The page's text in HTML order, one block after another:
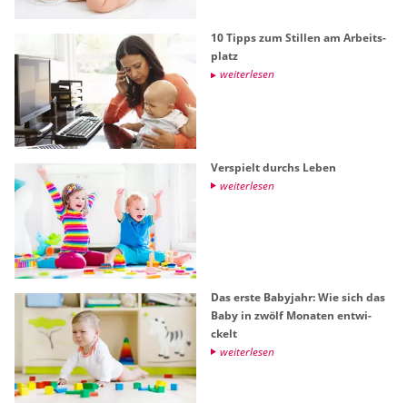
10 Tipps zum Stil­len am Ar­beits­
platz
wei­ter­le­sen
Ver­spielt durchs Leben
wei­ter­le­sen
Das erste Ba­by­jahr: Wie sich das
Baby in zwölf Mo­na­ten ent­wi­
ckelt
wei­ter­le­sen